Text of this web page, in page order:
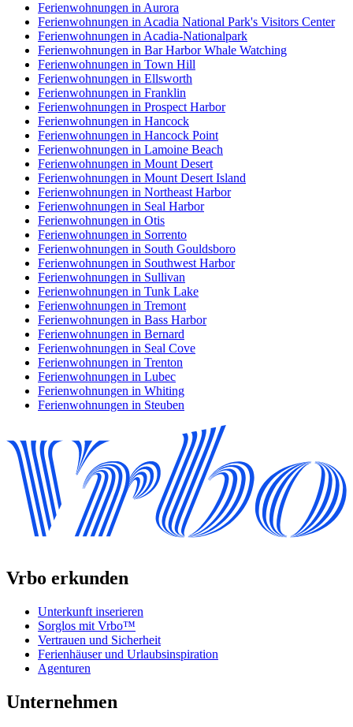
Ferienwohnungen in Aurora
Ferienwohnungen in Acadia National Park's Visitors Center
Ferienwohnungen in Acadia-Nationalpark
Ferienwohnungen in Bar Harbor Whale Watching
Ferienwohnungen in Town Hill
Ferienwohnungen in Ellsworth
Ferienwohnungen in Franklin
Ferienwohnungen in Prospect Harbor
Ferienwohnungen in Hancock
Ferienwohnungen in Hancock Point
Ferienwohnungen in Lamoine Beach
Ferienwohnungen in Mount Desert
Ferienwohnungen in Mount Desert Island
Ferienwohnungen in Northeast Harbor
Ferienwohnungen in Seal Harbor
Ferienwohnungen in Otis
Ferienwohnungen in Sorrento
Ferienwohnungen in South Gouldsboro
Ferienwohnungen in Southwest Harbor
Ferienwohnungen in Sullivan
Ferienwohnungen in Tunk Lake
Ferienwohnungen in Tremont
Ferienwohnungen in Bass Harbor
Ferienwohnungen in Bernard
Ferienwohnungen in Seal Cove
Ferienwohnungen in Trenton
Ferienwohnungen in Lubec
Ferienwohnungen in Whiting
Ferienwohnungen in Steuben
Vrbo erkunden
Unterkunft inserieren
Sorglos mit Vrbo™
Vertrauen und Sicherheit
Ferienhäuser und Urlaubsinspiration
Agenturen
Unternehmen